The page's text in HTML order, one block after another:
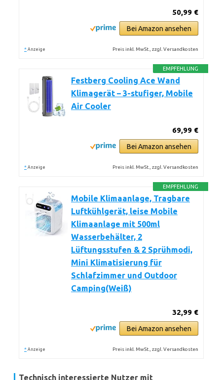
50,99 €
Bei Amazon ansehen
* Anzeige Preis inkl. MwSt., zzgl. Versandkosten
EMPFEHLUNG
Festberg Cooling Ace Wand
Klimagerät – 3-stufiger, Mobile
Air Cooler
69,99 €
Bei Amazon ansehen
* Anzeige Preis inkl. MwSt., zzgl. Versandkosten
EMPFEHLUNG
Mobile Klimaanlage, Tragbare
Luftkühlgerät, leise Mobile
Klimaanlage mit 500ml
Wasserbehälter, 2
Lüftungsstufen & 2 Sprühmodi,
Mini Klimatisierung für
Schlafzimmer und Outdoor
Camping(Weiß)
32,99 €
Bei Amazon ansehen
* Anzeige Preis inkl. MwSt., zzgl. Versandkosten
Technisch interessierte Nutzer mit